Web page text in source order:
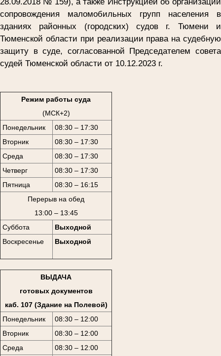
сопровождения маломобильных групп населения в
зданиях районных (городских) судов г. Тюмени и
Тюменской области при реализации права на судебную
защиту в суде, согласованной Председателем совета
судей Тюменской области от 10.12.2023 г.
Режим работы суда
(МСК+2)
Понедельник
08:30 – 17:30
Вторник
08:30 – 17:30
Среда
08:30 – 17:30
Четверг
08:30 – 17:30
Пятница
08:30 – 16:15
Перерыв на обед
13:00 – 13:45
Суббота
Выходной
Воскресенье
Выходной
ВЫДАЧА
готовых документов
каб. 107 (Здание на Полевой)
Понедельник
08:30 – 12:00
Вторник
08:30 – 12:00
Среда
08:30 – 12:00